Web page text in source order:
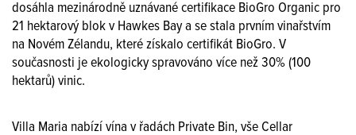
dosáhla mezinárodně uznávané certifikace BioGro Organic pro
21 hektarový blok v Hawkes Bay a se stala prvním vinařstvím
na Novém Zélandu, které získalo certifikát BioGro. V
současnosti je ekologicky spravováno více než 30% (100
hektarů) vinic.
Villa Maria nabízí vína v řadách Private Bin, vše Cellar